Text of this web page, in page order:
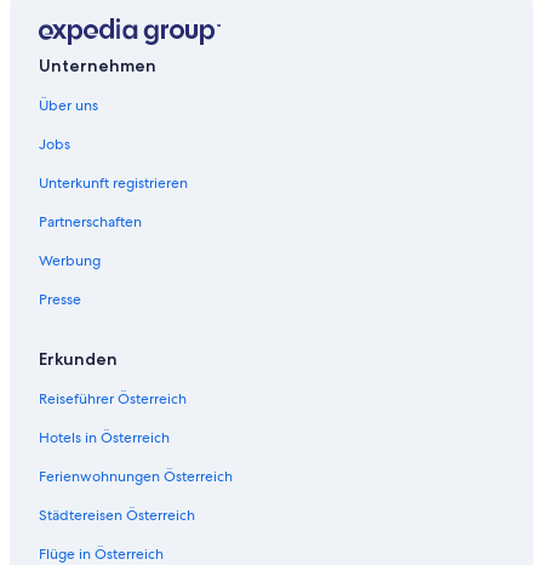
Unternehmen
Über uns
Jobs
Unterkunft registrieren
Partnerschaften
Werbung
Presse
Erkunden
Reiseführer Österreich
Hotels in Österreich
Ferienwohnungen Österreich
Städtereisen Österreich
Flüge in Österreich